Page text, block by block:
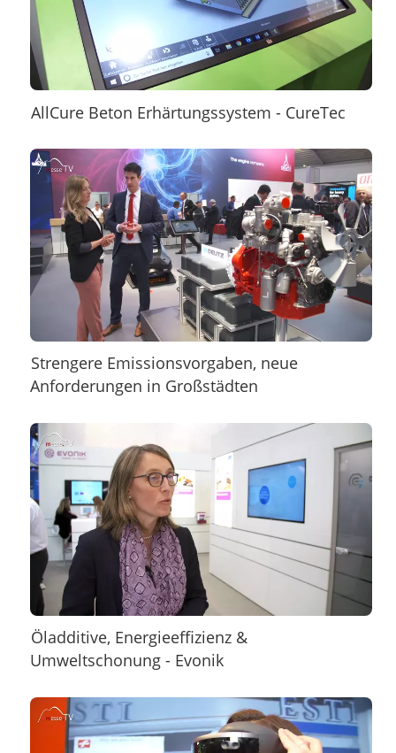
AllCure Beton Erhärtungssystem - CureTec
Strengere Emissionsvorgaben, neue
Anforderungen in Großstädten
Öladditive, Energieeffizienz &
Umweltschonung - Evonik